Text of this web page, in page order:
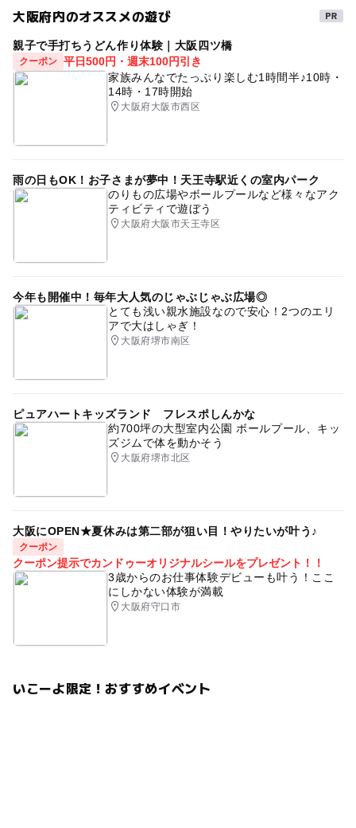
予約必要
最終応募締切 2025-8-3(日)
注意・制限事項
※小学生以下は保護者同伴
応募方法
このイベントの受付は終了しました。
タグ
1日体験 ものづくり ものづくり体験
手作り体験教室 体験教室 ガラス工芸 ガラス
アクセサリー作り 一日体験
大阪府内のオススメの遊び
親子で手打ちうどん作り体験｜大阪四ツ橋
クーポン 平日500円・週末100円引き
家族みんなでたっぷり楽しむ1時間半♪10時・
14時・17時開始
大阪府大阪市西区
雨の日もOK！お子さまが夢中！天王寺駅近くの室内パーク
のりもの広場やボールプールなど様々なアク
ティビティで遊ぼう
大阪府大阪市天王寺区
今年も開催中！毎年大人気のじゃぶじゃぶ広場◎
とても浅い親水施設なので安心！2つのエリ
アで大はしゃぎ！
大阪府堺市南区
ピュアハートキッズランド フレスポしんかな
約700坪の大型室内公園 ボールプール、キッ
ズジムで体を動かそう
大阪府堺市北区
大阪にOPEN★夏休みは第二部が狙い目！やりたいが叶う♪
クーポン
クーポン提示でカンドゥーオリジナルシールをプレゼント！！
3歳からのお仕事体験デビューも叶う！ここ
にしかない体験が満載
大阪府守口市
いこーよ限定！おすすめイベント